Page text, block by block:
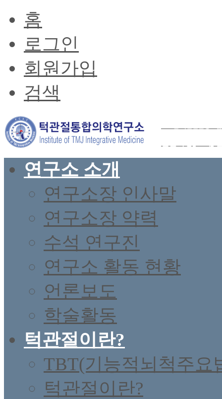
홈
로그인
회원가입
검색
연구소 소개
연구소장 인사말
연구소장 약력
수석 연구진
연구소 활동 현황
언론보도
학술활동
턱관절이란?
TBT(기능적뇌척주요
턱관절이란?